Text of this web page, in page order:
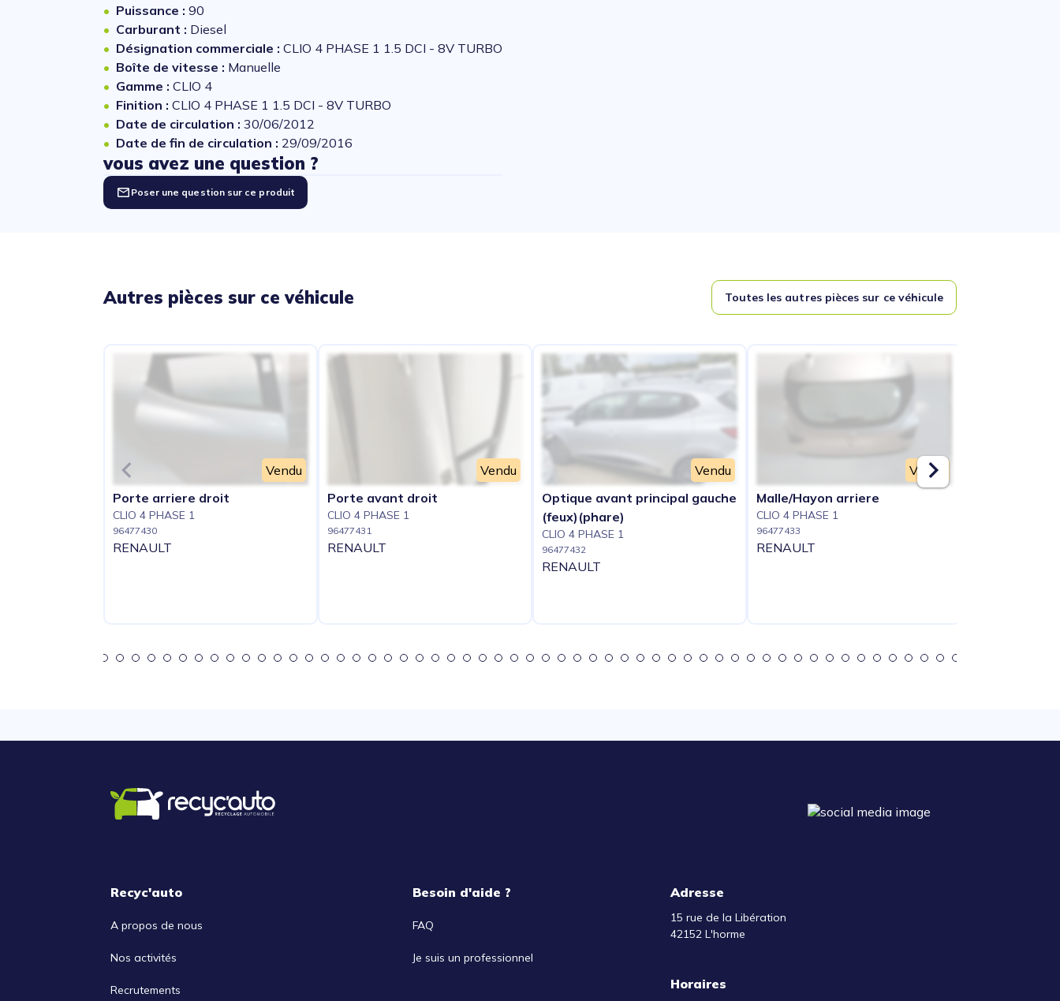
Puissance : 90
Carburant : Diesel
Désignation commerciale : CLIO 4 PHASE 1 1.5 DCI - 8V TURBO
Boîte de vitesse : Manuelle
Gamme : CLIO 4
Finition : CLIO 4 PHASE 1 1.5 DCI - 8V TURBO
Date de circulation : 30/06/2012
Date de fin de circulation : 29/09/2016
vous avez une question ?
Poser une question sur ce produit
Autres pièces sur ce véhicule Toutes les autres pièces sur ce véhicule
Vendu
Porte arriere droit
CLIO 4 PHASE 1
96477430
RENAULT
Vendu
Porte avant droit
CLIO 4 PHASE 1
96477431
RENAULT
Vendu
Optique avant principal gauche
(feux)(phare)
CLIO 4 PHASE 1
96477432
RENAULT
Vendu
Malle/Hayon arriere
CLIO 4 PHASE 1
96477433
RENAULT
Recyc'auto
A propos de nous
Nos activités
Recrutements
Besoin d'aide ?
FAQ
Je suis un professionnel
Adresse
15 rue de la Libération
42152 L'horme
Horaires